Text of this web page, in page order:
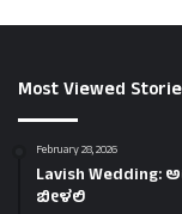
Most Viewed
February 28, 2026
Lavish
ಬೀಳಲಿ